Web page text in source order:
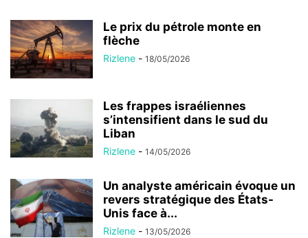
Le prix du pétrole monte en
flèche
Rizlene - 18/05/2026
Les frappes israéliennes
s’intensifient dans le sud du
Liban
Rizlene - 14/05/2026
Un analyste américain évoque un
revers stratégique des États-
Unis face à...
Rizlene - 13/05/2026